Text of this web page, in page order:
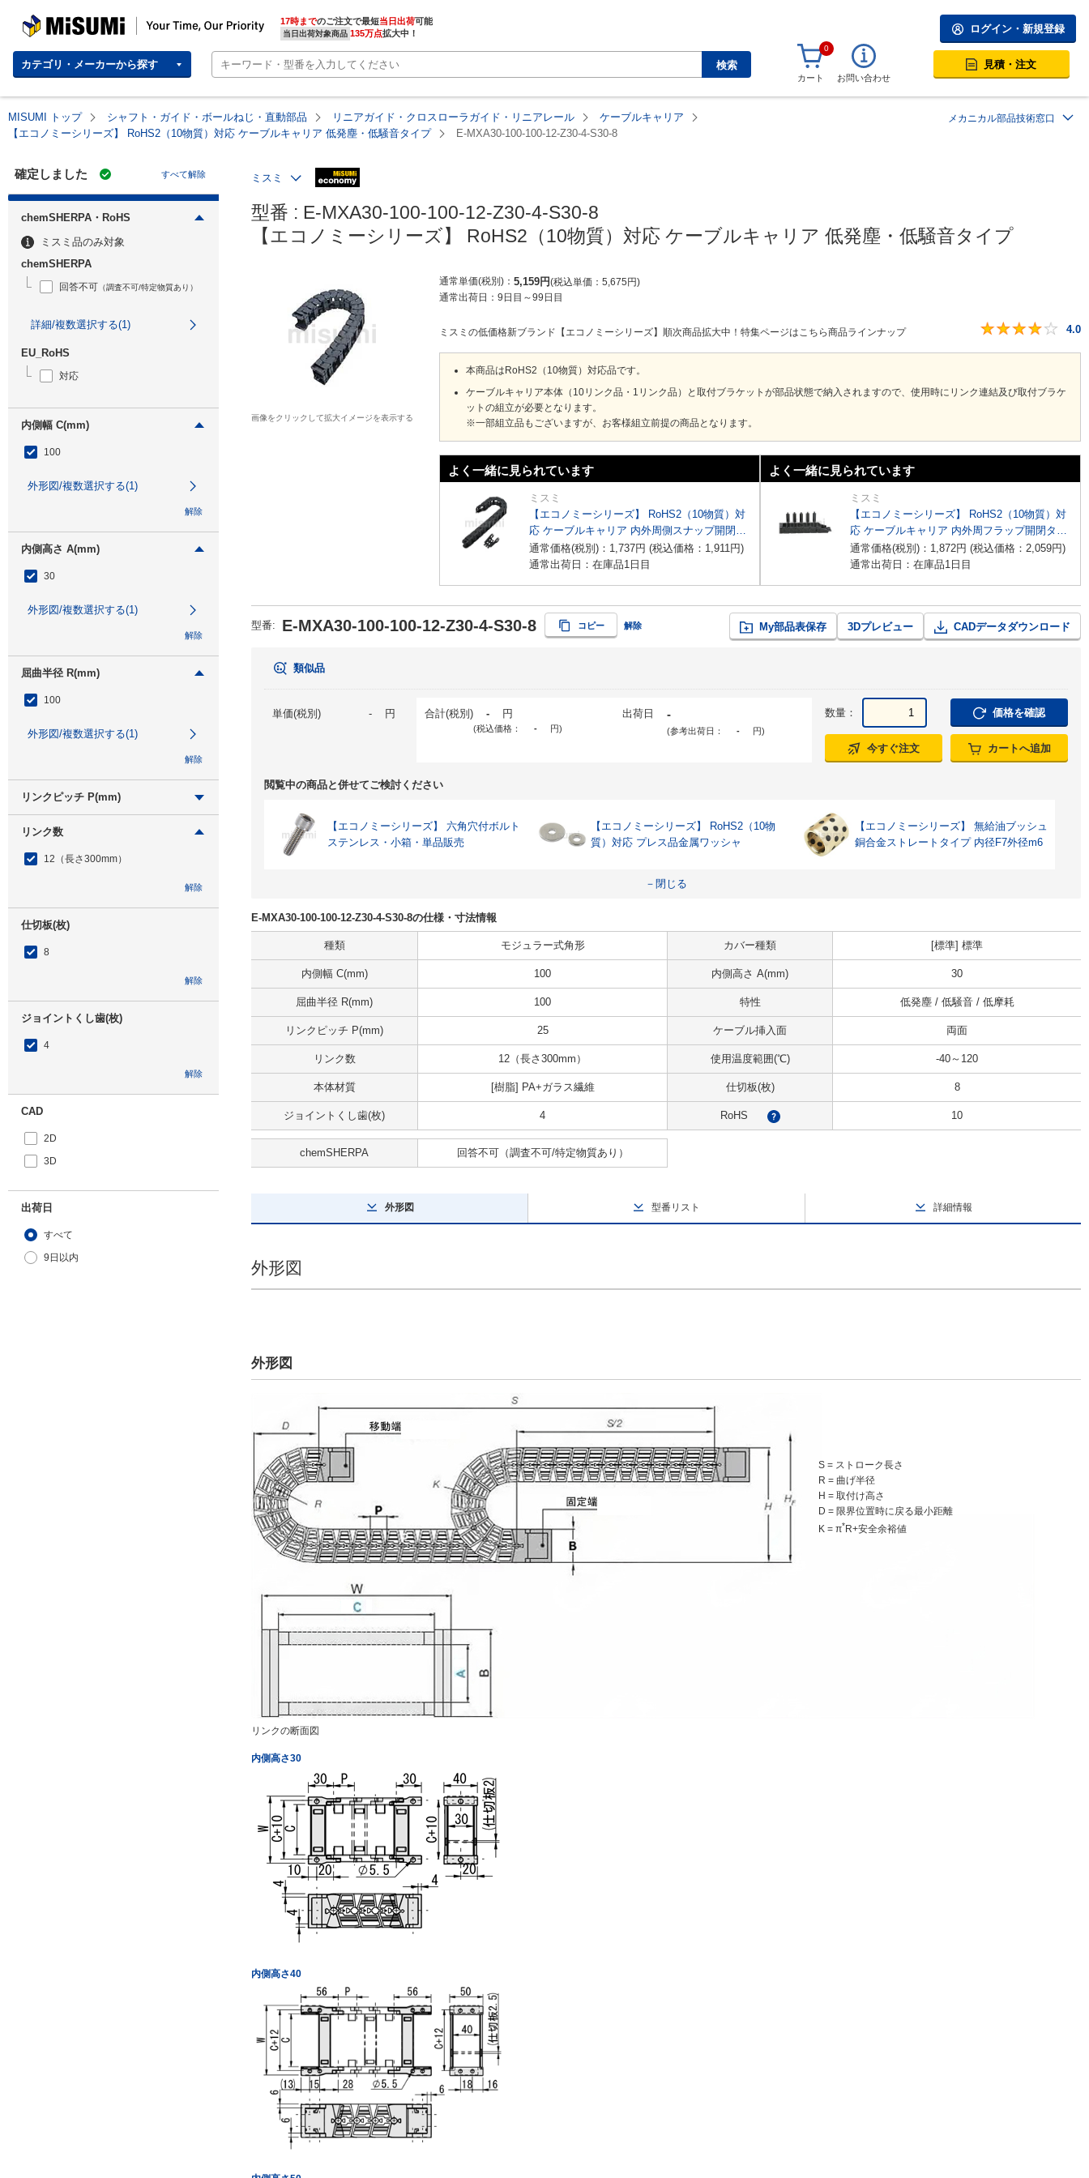
MISUMI | Your Time, Our Priority 17時までのご注文で最短当日出荷
当日出荷対象商品 135万点拡大中！
カテゴリ・メーカーから探す 検索
ログイン・新規登録
0
カート お問い合わせ
見積・注文
MISUMI トップ シャフト・ガイド・ボールねじ・直動部品 リニアガイド・クロスローラガイド・リニアレール
ケーブルキャリア
【エコノミーシリーズ】 RoHS2（10物質）対応 ケーブルキャリア 低発塵・低騒音タイプ
E-MXA30-100-100-12-Z30-4-S30-8
メカニカル部品技術窓口
確定しました すべて解除
chemSHERPA・RoHS
ミスミ品のみ対象
chemSHERPA
回答不可 （調査不可/特定物質あり）
詳細/複数選択する(1)
EU_RoHS
対応
内側幅 C(mm)
100
外形図/複数選択する(1)
解除
内側高さ A(mm)
30
外形図/複数選択する(1)
解除
屈曲半径 R(mm)
100
外形図/複数選択する(1)
解除
リンクピッチ P(mm)
外形図/複数選択する(1)
解除
リンク数
12（長さ300mm）
解除
仕切板(枚)
8
解除
ジョイントくし歯(枚)
4
解除
CAD
2D
3D
出荷日
すべて
9日以内
ミスミ
型番 : E-MXA30-100-100-12-Z30-4-S30-8
【エコノミーシリーズ】 RoHS2（10物質）対応 ケーブルキャリア 低発塵・低騒音タイプ
画像をクリックして拡大イメージを表示する
通常単価(税別) 5,159円 税込単価 5,675円
通常出荷日： 9日目 ～99日目
ミスミの低価格新ブランド【エコノミーシリーズ】順次商品拡大中！特集ページはこちら商品ラインナップ 4.0
本商品はRoHS2（10物質）対応品です。
ケーブルキャリア本体（10リンク品・1リンク品）と取付ブラケットが部品状態で納入されますので、使用時にリンク連結及び取付ブラケ
ットの組立が必要となります。
※一部組立品もございますが、お客様組立前提の商品となります。
よく一緒に見られています
ミスミ
【エコノミーシリーズ】 RoHS2（10物質）対
応 ケーブルキャリア 内外周側スナップ開閉タ
イプ
通常価格(税別)： 1,737円 (税込価格： 1,911円)
通常出荷日：在庫品1日目
よく一緒に見られています
ミスミ
【エコノミーシリーズ】 RoHS2（10物質）対
応 ケーブルキャリア 内外周フラップ開閉タイ
プ
通常価格(税別)： 1,872円 (税込価格： 2,059円)
通常出荷日：在庫品1日目
型番: E-MXA30-100-100-12-Z30-4-S30-8 コピー 解除 My部品表保存 3Dプレビュー CADデータダウンロード
類似品
単価(税別) - 円 合計(税別) - 円
(税込価格： - 円)
出荷日 -
(参考出荷日： - 円)
数量： 価格を確認
今すぐ注文 カートへ追加
閲覧中の商品と併せてご検討ください
【エコノミーシリーズ】 六角穴付ボルト
ステンレス・小箱・単品販売
【エコノミーシリーズ】 RoHS2（10物
質）対応 プレス品金属ワッシャ
【エコノミーシリーズ】 無給油ブッシュ
銅合金ストレートタイプ 内径F7外径m6
－閉じる
E-MXA30-100-100-12-Z30-4-S30-8の仕様・寸法情報
種類 モジュラー式角形 カバー種類 [標準] 標準
内側幅 C(mm) 100 内側高さ A(mm) 30
屈曲半径 R(mm) 100 特性 低発塵 / 低騒音 / 低摩耗
リンクピッチ P(mm) 25 ケーブル挿入面 両面
リンク数 12（長さ300mm） 使用温度範囲(℃) -40～120
本体材質 [樹脂] PA+ガラス繊維 仕切板(枚) 8
ジョイントくし歯(枚) 4 RoHS ? 10
chemSHERPA 回答不可（調査不可/特定物質あり）
外形図 型番リスト 詳細情報
外形図
外形図
S = ストローク長さ
R = 曲げ半径
H = 取付け高さ
D = 限界位置時に戻る最小距離
K = π*R+安全余裕値
リンクの断面図
内側高さ30
内側高さ40